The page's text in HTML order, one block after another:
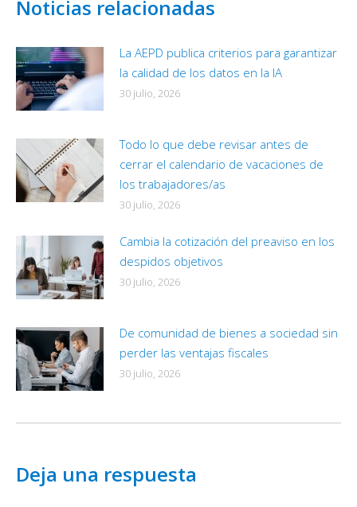
Noticias relacionadas
La AEPD publica criterios para garantizar
la calidad de los datos en la IA
30 julio, 2026
Todo lo que debe revisar antes de
cerrar el calendario de vacaciones de
los trabajadores/as
30 julio, 2026
Cambia la cotización del preaviso en los
despidos objetivos
30 julio, 2026
De comunidad de bienes a sociedad sin
perder las ventajas fiscales
30 julio, 2026
Deja una respuesta